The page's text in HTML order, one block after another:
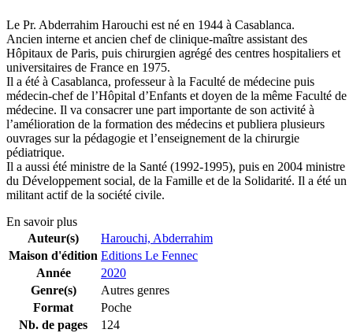
Le Pr. Abderrahim Harouchi est né en 1944 à Casablanca.
Ancien interne et ancien chef de clinique-maître assistant des
Hôpitaux de Paris, puis chirurgien agrégé des centres hospitaliers et
universitaires de France en 1975.
Il a été à Casablanca, professeur à la Faculté de médecine puis
médecin-chef de l’Hôpital d’Enfants et doyen de la même Faculté de
médecine. Il va consacrer une part importante de son activité à
l’amélioration de la formation des médecins et publiera plusieurs
ouvrages sur la pédagogie et l’enseignement de la chirurgie
pédiatrique.
Il a aussi été ministre de la Santé (1992-1995), puis en 2004 ministre
du Développement social, de la Famille et de la Solidarité. Il a été un
militant actif de la société civile.
En savoir plus
Auteur(s)
Harouchi, Abderrahim
Maison d'édition Editions Le Fennec
Année
2020
Genre(s)
Autres genres
Format
Poche
Nb. de pages
124